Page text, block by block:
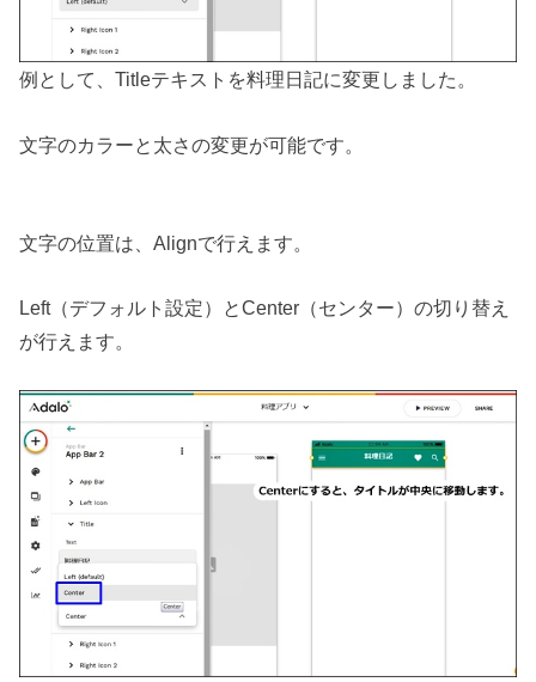
例として、Titleテキストを料理日記に変更しました。
文字のカラーと太さの変更が可能です。
文字の位置は、Alignで行えます。
Left（デフォルト設定）とCenter（センター）の切り替え
が行えます。